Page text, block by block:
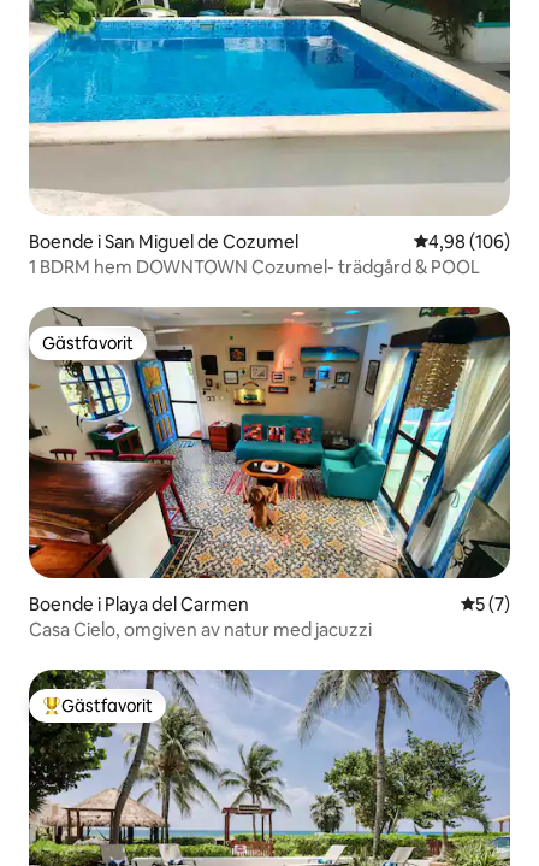
Boende i San Miguel de Cozumel 4,98 av 5 i
4,98 (106)
1 BDRM hem DOWNTOWN Cozumel- trädgård & POOL
Gästfavorit
Gästfavorit
Boende i Playa del Carmen 5 av 5 i
5 (7)
Casa Cielo, omgiven av natur med jacuzzi
Populär gästfavorit
Gästfavorit